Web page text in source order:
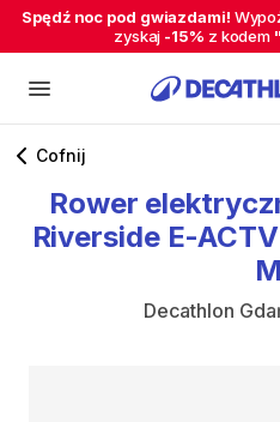
Spędź noc pod gwiazdami!
zyskaj -15% z kodem
Cofnij
Rower
Riverside E-ACTV
M
Decathlon